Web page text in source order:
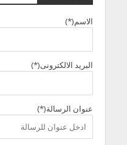
الاسم(*)
البريد الالكترونى(*)
عنوان الرسالة(*)